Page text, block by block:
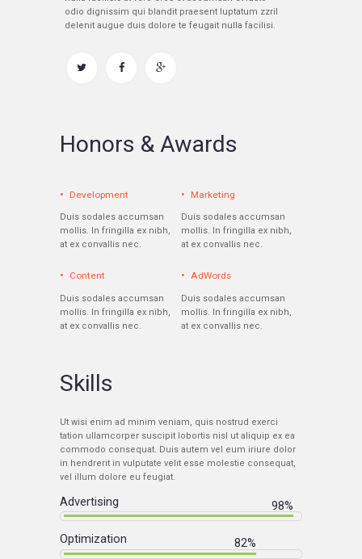
odio dignissim qui blandit praesent luptatum zzril
delenit augue duis dolore te feugait nulla facilisi.
Honors & Awards
Development
Duis sodales accumsan
mollis. In fringilla ex nibh,
at ex convallis nec.
Marketing
Duis sodales accumsan
mollis. In fringilla ex nibh,
at ex convallis nec.
Content
Duis sodales accumsan
mollis. In fringilla ex nibh,
at ex convallis nec.
AdWords
Duis sodales accumsan
mollis. In fringilla ex nibh,
at ex convallis nec.
Skills
Ut wisi enim ad minim veniam, quis nostrud exerci
tation ullamcorper suscipit lobortis nisl ut aliquip ex ea
commodo consequat. Duis autem vel eum iriure dolor
in hendrerit in vulputate velit esse molestie consequat,
vel illum dolore eu feugiat.
Advertising 98%
Optimization 82%